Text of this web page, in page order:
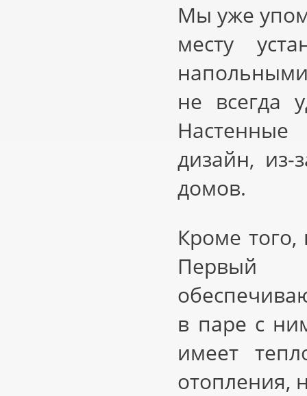
Мы уже
месту
не всегда
дизайн,
домов.
Кроме
Первый
в паре с
имеет
отопления,